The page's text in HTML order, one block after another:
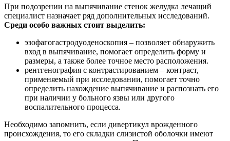
При подозрении на выпячивание стенок желудка лечащий
специалист назначает ряд дополнительных исследований.
Среди особо важных стоит выделить:
эзофагогастродуоденоскопия – позволяет обнаружить
вход в выпячивание, помогает определить форму и
размеры, а также более точное место расположения.
рентгенография с контрастированием – контраст,
применяемый при исследовании, помогает точно
определить нахождение выпячивание и распознать его
при наличии у больного язвы или другого
воспалительного процесса.
Необходимо запомнить, если дивертикул врожденного
происхождения, то его складки слизистой оболочки имеют